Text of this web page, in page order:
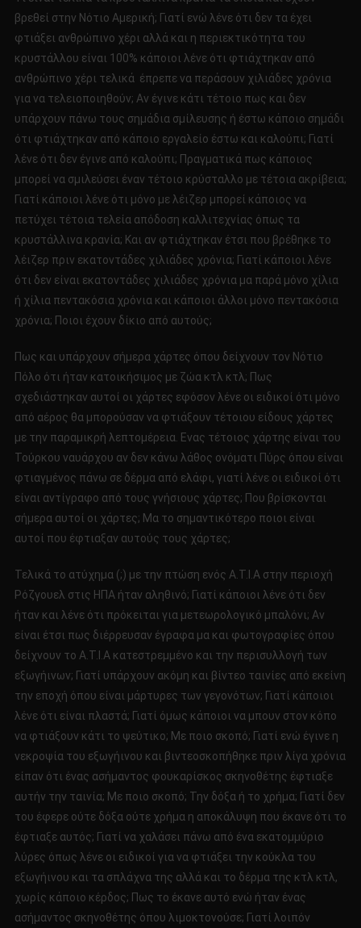
βρεθεί στην Νότιο Αμερική; Γιατί ενώ λένε ότι δεν τα έχει
φτιάξει ανθρώπινο χέρι αλλά και η περιεκτικότητα του
κρυστάλλου είναι 100% κάποιοι λένε ότι φτιάχτηκαν από
ανθρώπινο χέρι τελικά έπρεπε να περάσουν χιλιάδες χρόνια
για να τελειοποιηθούν; Αν έγινε κάτι τέτοιο πως και δεν
υπάρχουν πάνω τους σημάδια σμίλευσης ή έστω κάποιο σημάδι
ότι φτιάχτηκαν από κάποιο εργαλείο έστω και καλούπι; Γιατί
λένε ότι δεν έγινε από καλούπι; Πραγματικά πως κάποιος
μπορεί να σμιλεύσει έναν τέτοιο κρύσταλλο με τέτοια ακρίβεια;
Γιατί κάποιοι λένε ότι μόνο με λέιζερ μπορεί κάποιος να
πετύχει τέτοια τελεία απόδοση καλλιτεχνίας όπως τα
κρυστάλλινα κρανία; Και αν φτιάχτηκαν έτσι που βρέθηκε το
λέιζερ πριν εκατοντάδες χιλιάδες χρόνια; Γιατί κάποιοι λένε
ότι δεν είναι εκατοντάδες χιλιάδες χρόνια μα παρά μόνο χίλια
ή χίλια πεντακόσια χρόνια και κάποιοι άλλοι μόνο πεντακόσια
χρόνια; Ποιοι έχουν δίκιο από αυτούς;
Πως και υπάρχουν σήμερα χάρτες όπου δείχνουν τον Νότιο
Πόλο ότι ήταν κατοικήσιμος με ζώα κτλ κτλ; Πως
σχεδιάστηκαν αυτοί οι χάρτες εφόσον λένε οι ειδικοί ότι μόνο
από αέρος θα μπορούσαν να φτιάξουν τέτοιου είδους χάρτες
με την παραμικρή λεπτομέρεια. Ενας τέτοιος χάρτης είναι του
Τούρκου ναυάρχου αν δεν κάνω λάθος ονόματι Πύρς όπου είναι
φτιαγμένος πάνω σε δέρμα από ελάφι, γιατί λένε οι ειδικοί ότι
είναι αντίγραφο από τους γνήσιους χάρτες; Που βρίσκονται
σήμερα αυτοί οι χάρτες; Μα το σημαντικότερο ποιοι είναι
αυτοί που έφτιαξαν αυτούς τους χάρτες;
Τελικά το ατύχημα (;) με την πτώση ενός Α.Τ.Ι.Α στην περιοχή
Ρόζγουελ στις ΗΠΑ ήταν αληθινό; Γιατί κάποιοι λένε ότι δεν
ήταν και λένε ότι πρόκειται για μετεωρολογικό μπαλόνι; Αν
είναι έτσι πως διέρρευσαν έγραφα μα και φωτογραφίες όπου
δείχνουν το Α.Τ.Ι.Α κατεστρεμμένο και την περισυλλογή των
εξωγήινων; Γιατί υπάρχουν ακόμη και βίντεο ταινίες από εκείνη
την εποχή όπου είναι μάρτυρες των γεγονότων; Γιατί κάποιοι
λένε ότι είναι πλαστά; Γιατί όμως κάποιοι να μπουν στον κόπο
να φτιάξουν κάτι το ψεύτικο; Με ποιο σκοπό; Γιατί ενώ έγινε η
νεκροψία του εξωγήινου και βιντεοσκοπήθηκε πριν λίγα χρόνια
είπαν ότι ένας ασήμαντος φουκαρίσκος σκηνοθέτης έφτιαξε
αυτήν την ταινία; Με ποιο σκοπό; Την δόξα ή το χρήμα; Γιατί δεν
του έφερε ούτε δόξα ούτε χρήμα η αποκάλυψη που έκανε ότι το
έφτιαξε αυτός; Γιατί να χαλάσει πάνω από ένα εκατομμύριο
λύρες όπως λένε οι ειδικοί για να φτιάξει την κούκλα του
εξωγήινου και τα σπλάχνα της αλλά και το δέρμα της κτλ κτλ,
χωρίς κάποιο κέρδος; Πως το έκανε αυτό ενώ ήταν ένας
ασήμαντος σκηνοθέτης όπου λιμοκτονούσε; Γιατί λοιπόν